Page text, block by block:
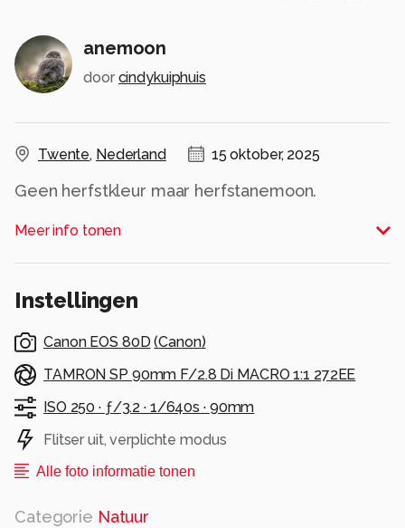
anemoon
door cindykuiphuis
Twente, Nederland 15 oktober, 2025
Geen herfstkleur maar herfstanemoon.
Alle rechten voorbehouden
Meer info tonen
Instellingen
Canon EOS 80D (Canon)
TAMRON SP 90mm F/2.8 Di MACRO 1:1 272EE
ISO 250 · ƒ/3.2 · 1/640s · 90mm
Flitser uit, verplichte modus
Alle foto informatie tonen
Categorie Natuur